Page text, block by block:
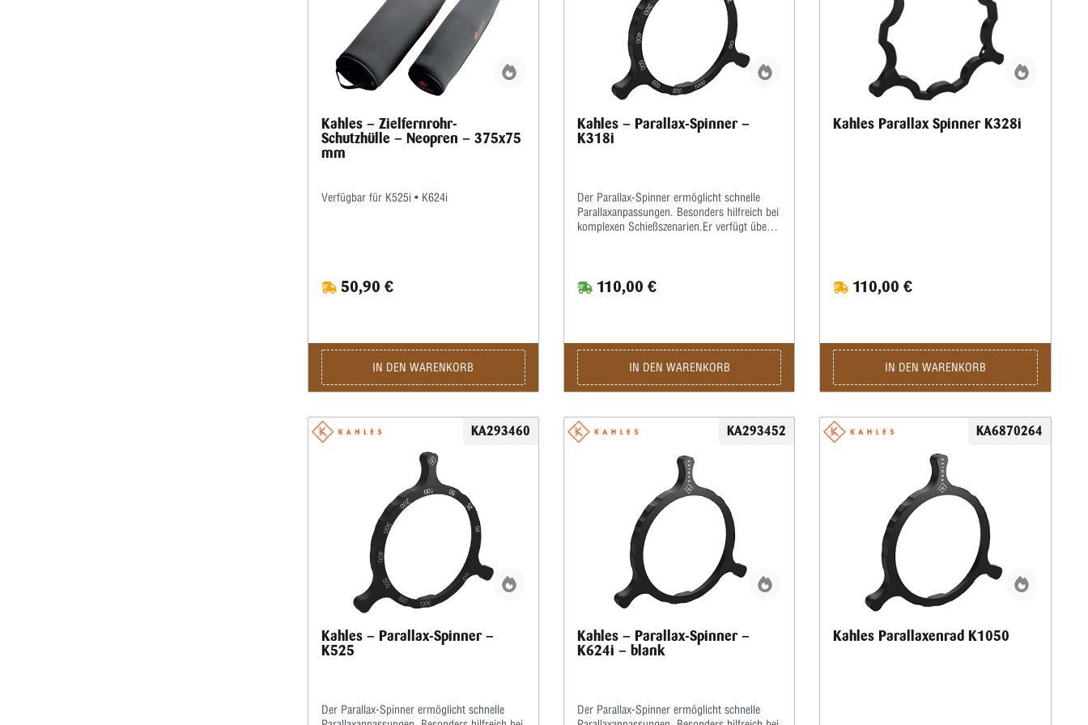
Kahles – Zielfernrohr-
Schutzhülle – Neopren – 375x75
mm
Verfügbar für K525i • K624i
50,90 €
IN DEN WARENKORB
Kahles – Parallax-Spinner –
K318i
Der Parallax-Spinner ermöglicht schnelle
Parallaxanpassungen. Besonders hilfreich bei
komplexen Schießszenarien.Er verfügt über
K318i/k525i-Zielfernrohren.
110,00 €
IN DEN WARENKORB
Kahles Parallax Spinner K328i
110,00 €
IN DEN WARENKORB
KA293460
Kahles – Parallax-Spinner –
K525
Der Parallax-Spinner ermöglicht schnelle
KA293452
Kahles – Parallax-Spinner –
K624i – blank
Der Parallax-Spinner ermöglicht schnelle
KA6870264
Kahles Parallaxenrad K1050